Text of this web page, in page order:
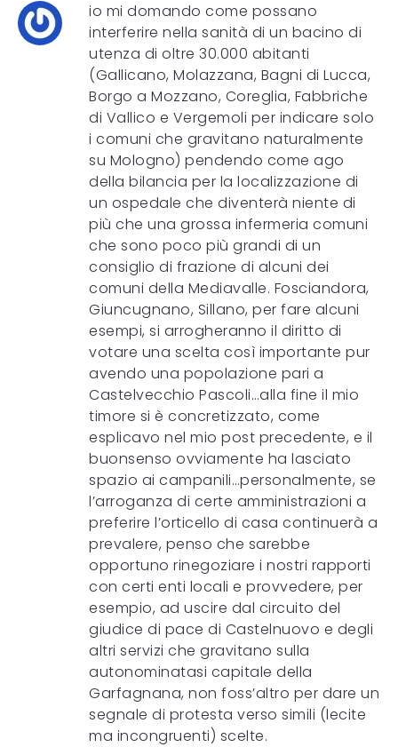
io mi domando come possano
interferire nella sanità di un bacino di
utenza di oltre 30.000 abitanti
(Gallicano, Molazzana, Bagni di Lucca,
Borgo a Mozzano, Coreglia, Fabbriche
di Vallico e Vergemoli per indicare solo
i comuni che gravitano naturalmente
su Mologno) pendendo come ago
della bilancia per la localizzazione di
un ospedale che diventerà niente di
più che una grossa infermeria comuni
che sono poco più grandi di un
consiglio di frazione di alcuni dei
comuni della Mediavalle. Fosciandora,
Giuncugnano, Sillano, per fare alcuni
esempi, si arrogheranno il diritto di
votare una scelta così importante pur
avendo una popolazione pari a
Castelvecchio Pascoli…alla fine il mio
timore si è concretizzato, come
esplicavo nel mio post precedente, e il
buonsenso ovviamente ha lasciato
spazio ai campanili…personalmente, se
l’arroganza di certe amministrazioni a
preferire l’orticello di casa continuerà a
prevalere, penso che sarebbe
opportuno rinegoziare i nostri rapporti
con certi enti locali e provvedere, per
esempio, ad uscire dal circuito del
giudice di pace di Castelnuovo e degli
altri servizi che gravitano sulla
autonominatasi capitale della
Garfagnana, non foss’altro per dare un
segnale di protesta verso simili (lecite
ma incongruenti) scelte.